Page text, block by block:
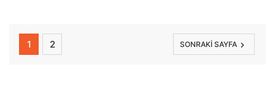
1 2 SONRAKI SAYFA